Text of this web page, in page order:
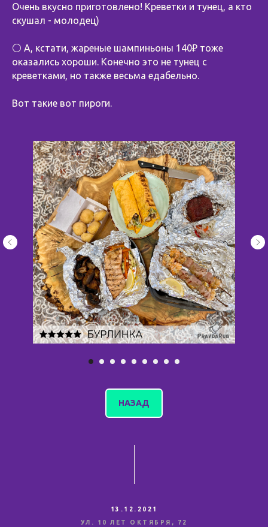
Очень вкусно приготовлено! Креветки и тунец, а кто
скушал - молодец)
⚪️ А, кстати, жареные шампиньоны 140₽ тоже
оказались хороши. Конечно это не тунец с
креветками, но также весьма едабельно.
Вот такие вот пироги.
НАЗАД
13.12.2021
УЛ. 10 ЛЕТ ОКТЯБРЯ, 72